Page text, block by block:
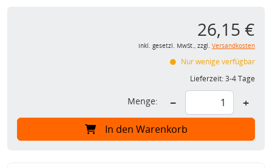
26,15 €
inkl. gesetzl. MwSt., zzgl. Versandkosten
Nur wenige verfügbar
Lieferzeit:3-4 Tage
Menge: − +
In den Warenkorb